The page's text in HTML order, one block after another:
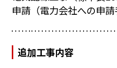
申請（電力会社への申請
追加工事内容